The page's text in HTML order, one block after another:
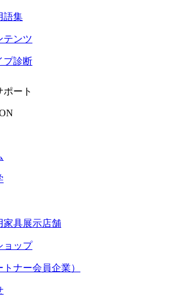
語集
テンツ
プ診断
ート
家具展示店舗
ョップ
ナー会員企業）